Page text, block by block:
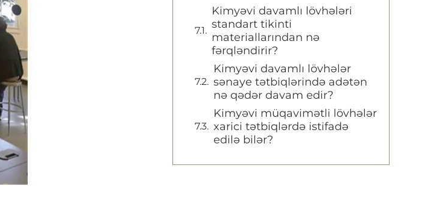
Kimyəvi davamlı lövhələri
standart tikinti
materiallarından nə
fərqləndirir?
Kimyəvi davamlı lövhələr
sənaye tətbiqlərində adətən
nə qədər davam edir?
Kimyəvi müqavimətli lövhələr
xarici tətbiqlərdə istifadə
edilə bilər?